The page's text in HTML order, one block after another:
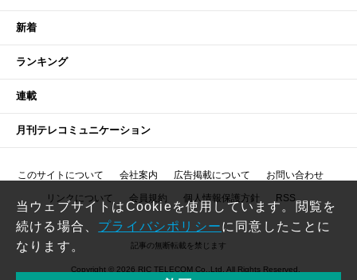
新着
ランキング
連載
月刊テレコミュニケーション
このサイトについて 会社案内 広告掲載について お問い合わせ
リンクについて 会員規約 個人情報保護方針 RSS
記事の無断転載を禁じます
Copyright © 2026 RIC TELECOM Co.,Ltd. All Rights Reserved.
当ウェブサイトはCookieを使用しています。閲覧を
続ける場合、 プライバシポリシーに同意したことに
なります。